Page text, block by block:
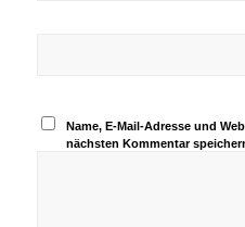
Name, E-Mail-Adresse und
nächsten Kommentar